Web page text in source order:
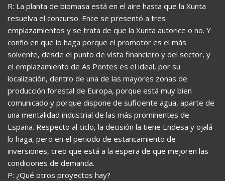
R: La planta de biomasa está en el aire hasta que la Xunta
resuelva el concurso. Ence se presentó a tres
emplazamientos y se trata de que la Xunta autorice o no. Y
confío en que lo haga porque el promotor es el más
solvente, desde el punto de vista financiero y del sector, y
el emplazamiento de As Pontes es el ideal, por su
localización, dentro de una de las mayores zonas de
producción forestal de Europa, porque está muy bien
comunicado y porque dispone de suficiente agua, aparte de
una mentalidad industrial de las más prominentes de
España. Respecto al ciclo, la decisión la tiene Endesa y ojalá
lo haga, pero en el periodo de estancamiento de
inversiones, creo que está a la espera de que mejoren las
condiciones de demanda.
P: ¿Qué otros proyectos hay?